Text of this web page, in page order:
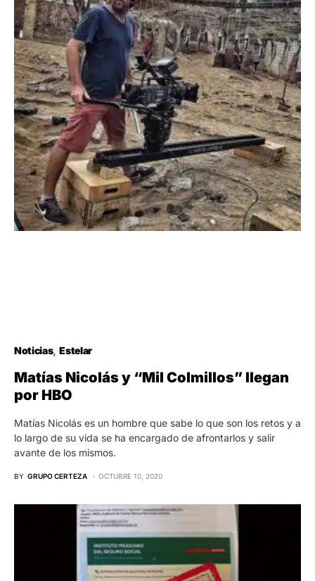
Noticias Estelar
Matías Nicolás y “Mil Colmillos” llegan
por HBO
Matías Nicolás es un hombre que sabe lo que son los retos y a
lo largo de su vida se ha encargado de afrontarlos y salir
avante de los mismos.
BY GRUPO CERTEZA OCTUBRE 10, 2020